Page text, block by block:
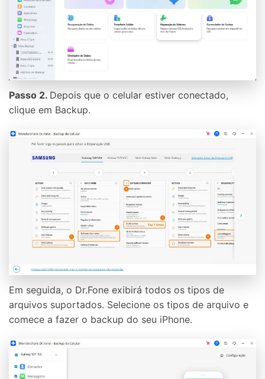
Passo 2. Depois que o celular estiver conectado,
clique em Backup.
Em seguida, o Dr.Fone exibirá todos os tipos de
arquivos suportados. Selecione os tipos de arquivo e
comece a fazer o backup do seu iPhone.